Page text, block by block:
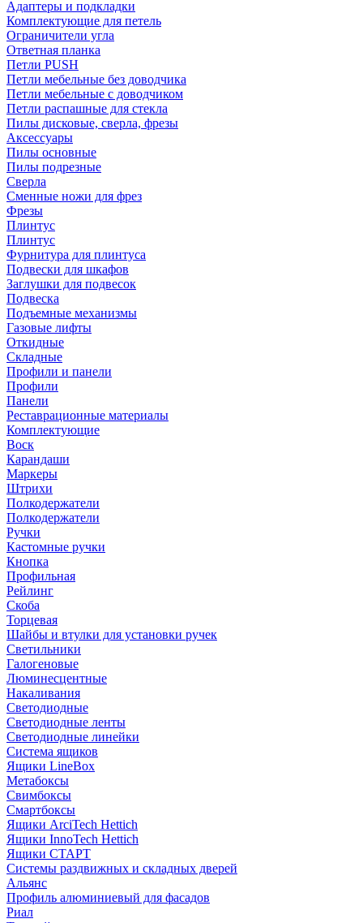
Адаптеры и подкладки
Комплектующие для петель
Ограничители угла
Ответная планка
Петли PUSH
Петли мебельные без доводчика
Петли мебельные с доводчиком
Петли распашные для стекла
Пилы дисковые, сверла, фрезы
Аксессуары
Пилы основные
Пилы подрезные
Сверла
Сменные ножи для фрез
Фрезы
Плинтус
Плинтус
Фурнитура для плинтуса
Подвески для шкафов
Заглушки для подвесок
Подвеска
Подъемные механизмы
Газовые лифты
Откидные
Складные
Профили и панели
Профили
Панели
Реставрационные материалы
Комплектующие
Воск
Карандаши
Маркеры
Штрихи
Полкодержатели
Полкодержатели
Ручки
Кастомные ручки
Кнопка
Профильная
Рейлинг
Скоба
Торцевая
Шайбы и втулки для установки ручек
Светильники
Галогеновые
Люминесцентные
Накаливания
Светодиодные
Светодиодные ленты
Светодиодные линейки
Система ящиков
Ящики LineBox
Метабоксы
Свимбоксы
Смартбоксы
Ящики ArciTech Hettich
Ящики InnoTech Hettich
Ящики СТАРТ
Системы раздвижных и складных дверей
Альянс
Профиль алюминиевый для фасадов
Риал